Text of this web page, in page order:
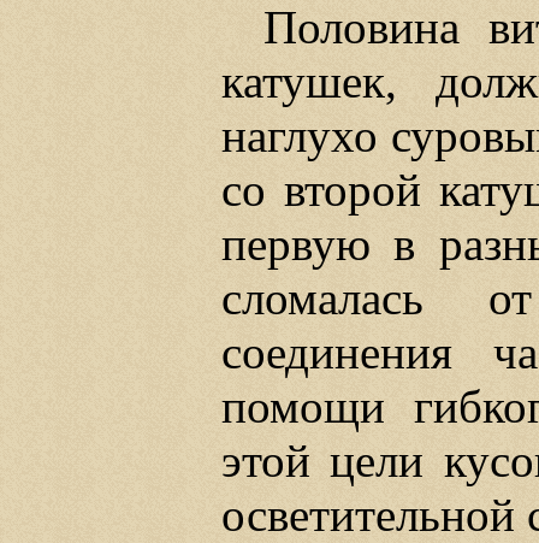
Половина
катушек,
наглухо
со второй
первую в
сломалась
соединения
помощи
этой цели
осветительной